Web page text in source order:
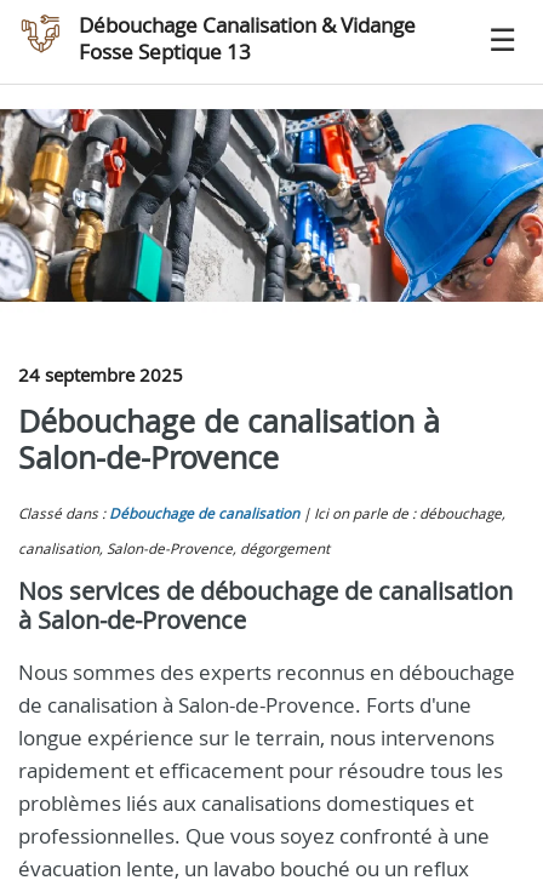
Débouchage Canalisation & Vidange
Fosse Septique 13
24 septembre 2025
Débouchage de canalisation à
Salon-de-Provence
Classé dans : Débouchage de canalisation
Ici on parle de : débouchage,
canalisation, Salon-de-Provence, dégorgement
Nos services de débouchage de canalisation
à Salon-de-Provence
Nous sommes des experts reconnus en débouchage
de canalisation à Salon-de-Provence. Forts d'une
longue expérience sur le terrain, nous intervenons
rapidement et efficacement pour résoudre tous les
problèmes liés aux canalisations domestiques et
professionnelles. Que vous soyez confronté à une
évacuation lente, un lavabo bouché ou un reflux